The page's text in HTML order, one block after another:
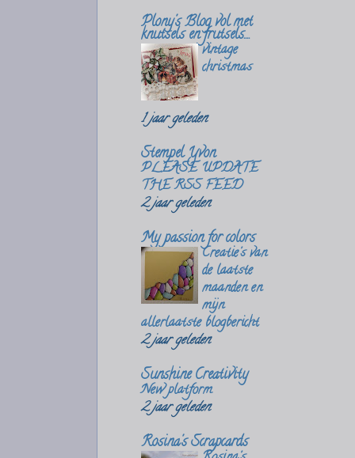
Plony's Blog vol met
knutsels en frutsels....
vintage
christmas
1 jaar geleden
Stempel Yvon
PLEASE UPDATE
THE RSS FEED
2 jaar geleden
My passion for colors
Creatie's van
de laatste
maanden en
mijn
allerlaatste blogbericht
2 jaar geleden
Sunshine Creativity
New platform
2 jaar geleden
Rosina's Scrapcards